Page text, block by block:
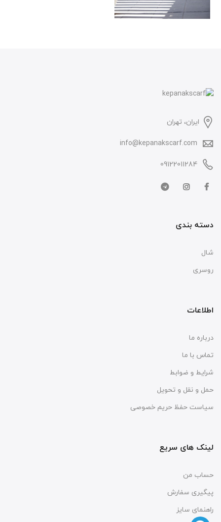
ایران، تهران
info@kepanakscarf.com
09122011284
دسته بندی
شال
روسری
اطلاعات
درباره ما
تماس با ما
شرایط و ضوابط
حمل و نقل و تحویل
سیاست حفظ حریم خصوصی
لینک های سریع
حساب من
پیگیری سفارش
راهنمای سایز